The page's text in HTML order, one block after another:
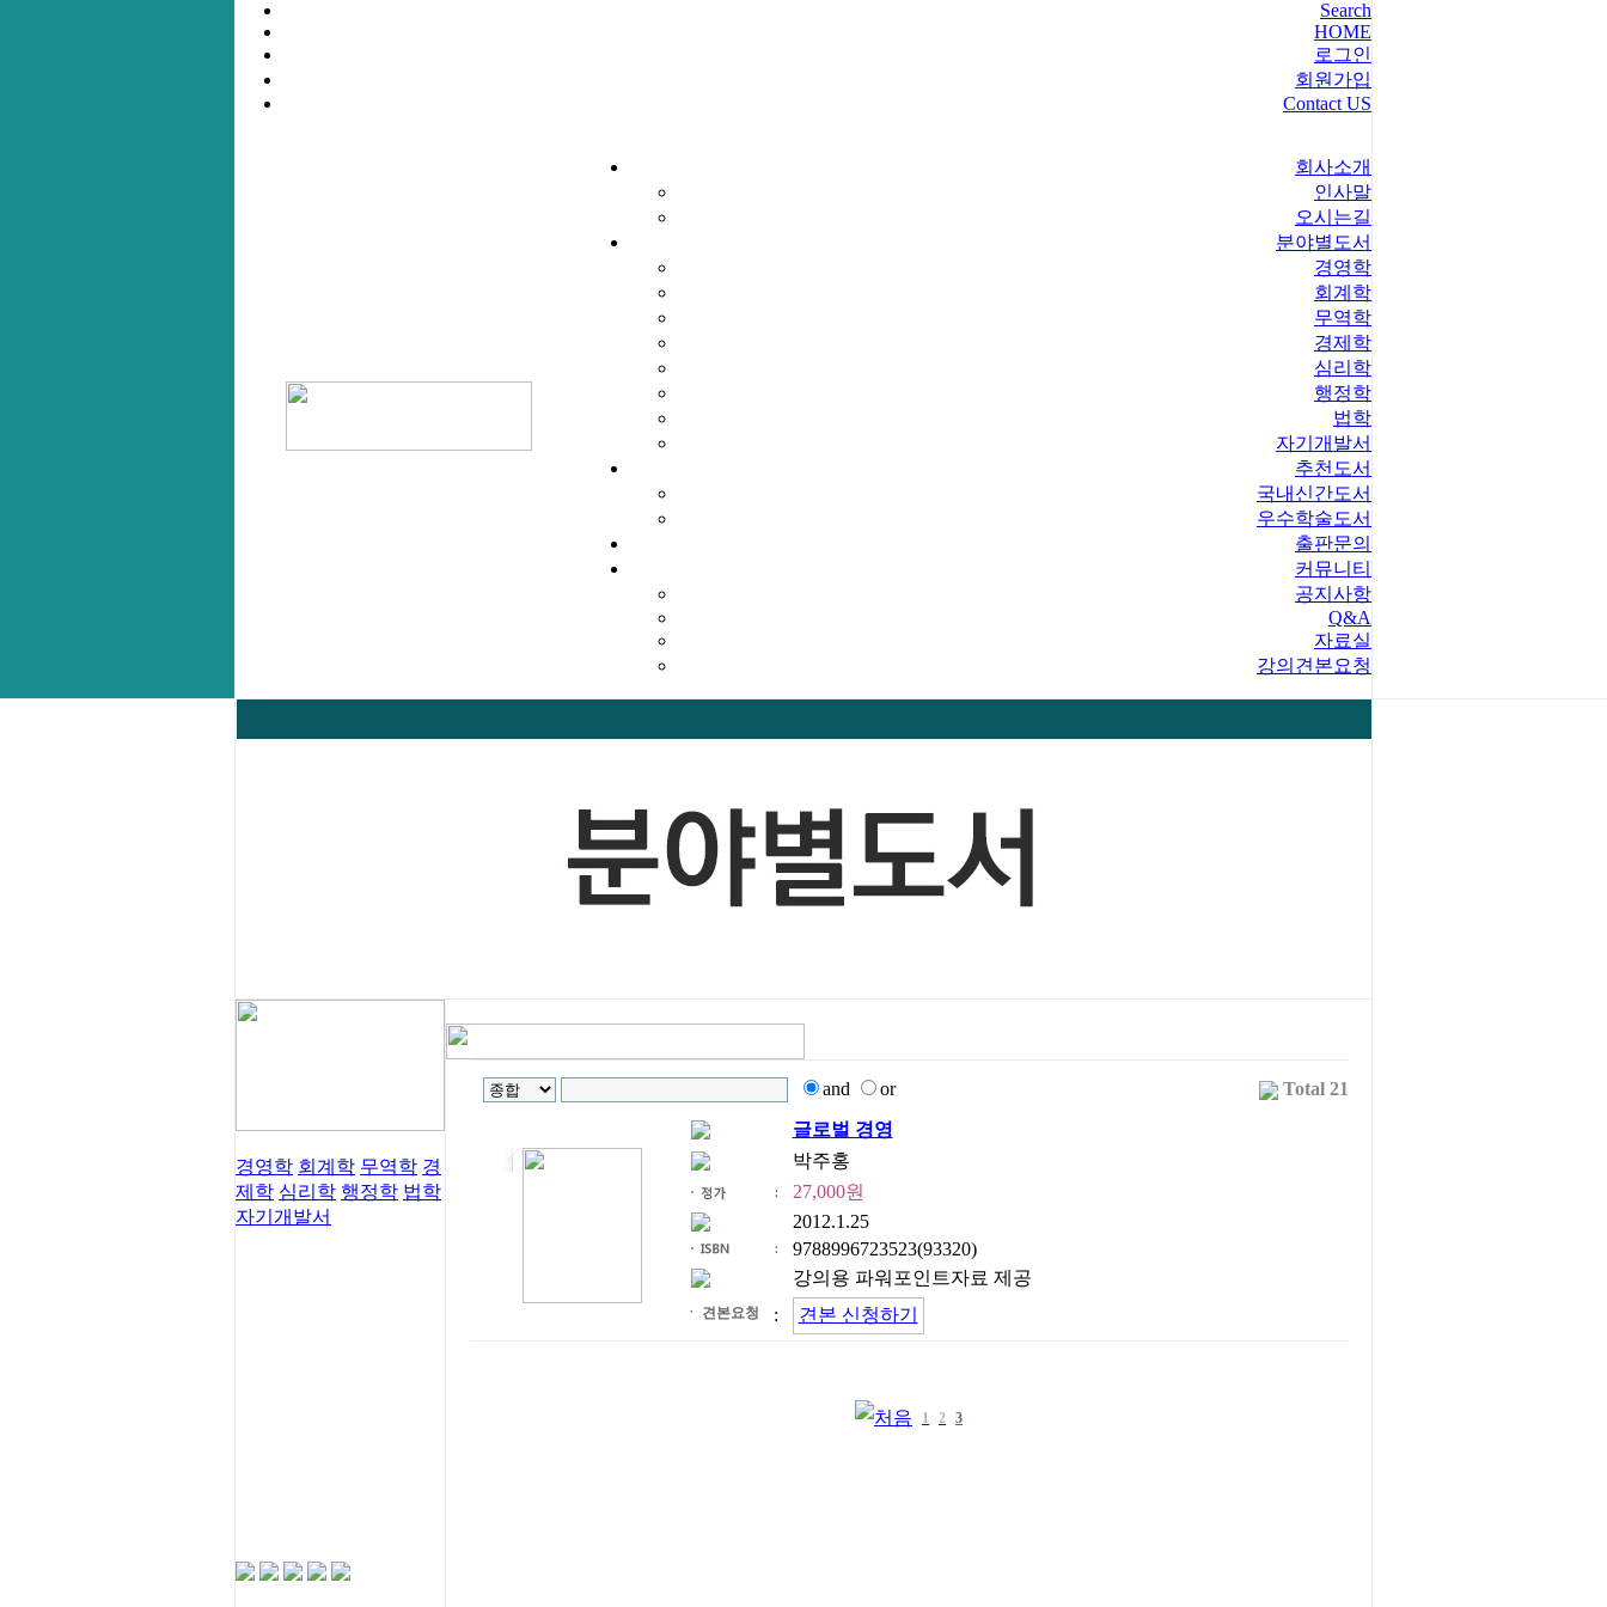
Search
HOME
로그인
회원가입
Contact US
회사소개
인사말
오시는길
분야별도서
경영학
회계학
무역학
경제학
심리학
행정학
법학
자기개발서
추천도서
국내신간도서
우수학술도서
출판문의
커뮤니티
공지사항
Q&A
자료실
강의견본요청
경영학 회계학 무역학 경
제학 심리학 행정학 법학
자기개발서
and or
Total 21
글로벌 경영
박주홍
27,000원
2012.1.25
9788996723523(93320)
강의용 파워포인트자료 제공
ㆍ 견본요청 : 견본 신청하기
1 2 3